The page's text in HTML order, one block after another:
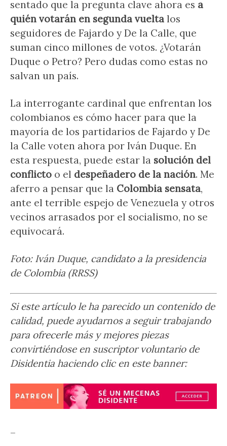
sentado que la pregunta clave ahora es a
quién votarán en segunda vuelta los
seguidores de Fajardo y De la Calle, que
suman cinco millones de votos. ¿Votarán
Duque o Petro? Pero dudas como estas no
salvan un país.
La interrogante cardinal que enfrentan los
colombianos es cómo hacer para que la
mayoría de los partidarios de Fajardo y De
la Calle voten ahora por Iván Duque. En
esta respuesta, puede estar la solución del
conflicto o el despeñadero de la nación. Me
aferro a pensar que la Colombia sensata,
ante el terrible espejo de Venezuela y otros
vecinos arrasados por el socialismo, no se
equivocará.
Foto: Iván Duque, candidato a la presidencia
de Colombia (RRSS)
Si este artículo le ha parecido un contenido de
calidad, puede ayudarnos a seguir trabajando
para ofrecerle más y mejores piezas
convirtiéndose en suscriptor voluntario de
Disidentia haciendo clic en este banner:
–